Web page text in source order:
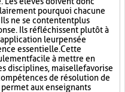
pourquoi chacune
ne se contentent plus
Ils réfléchissent plutôt à
leur pensée
essentielle. Cette
facile à mettre en
disciplines, mais elle favorise
de résolution de
aux enseignants